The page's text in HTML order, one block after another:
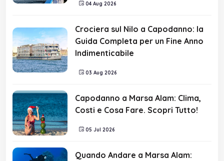
04 Aug 2026
Crociera sul Nilo a Capodanno: la
Guida Completa per un Fine Anno
Indimenticabile
03 Aug 2026
Capodanno a Marsa Alam: Clima,
Costi e Cosa Fare. Scopri Tutto!
05 Jul 2026
Quando Andare a Marsa Alam: